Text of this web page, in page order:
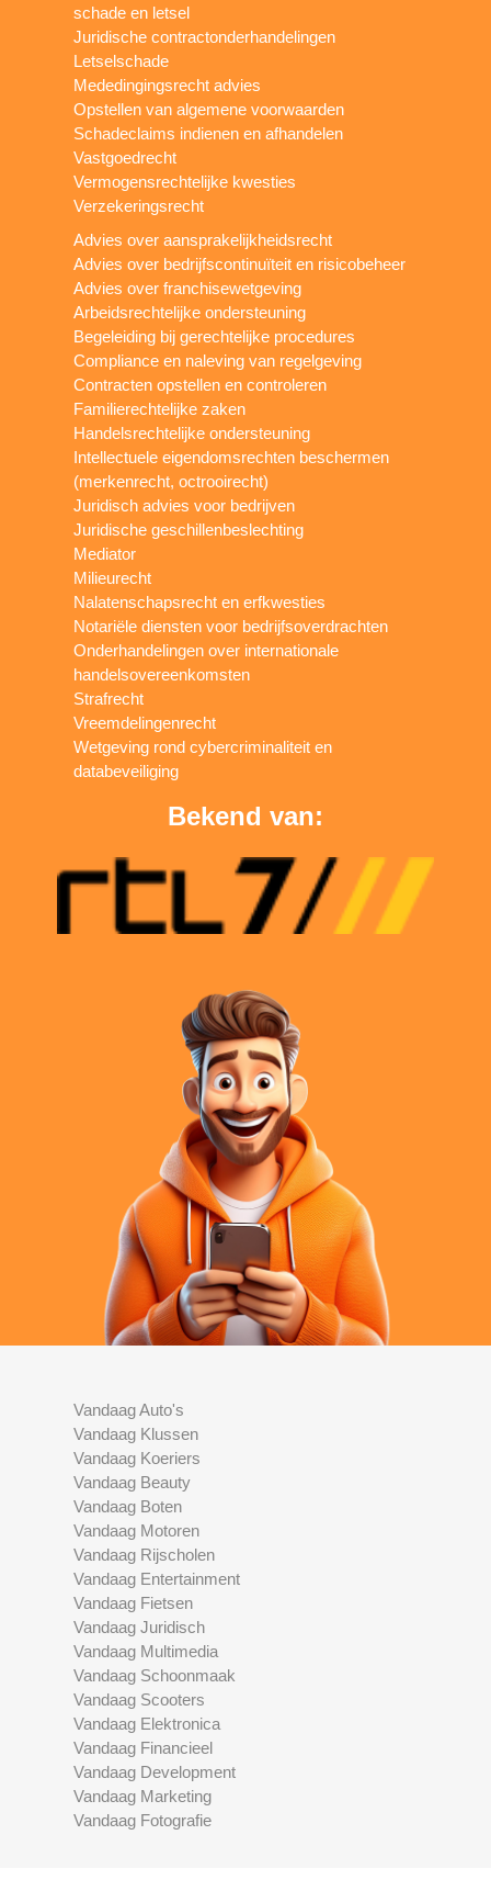
schade en letsel
Juridische contractonderhandelingen
Letselschade
Mededingingsrecht advies
Opstellen van algemene voorwaarden
Schadeclaims indienen en afhandelen
Vastgoedrecht
Vermogensrechtelijke kwesties
Verzekeringsrecht
Advies over aansprakelijkheidsrecht
Advies over bedrijfscontinuïteit en risicobeheer
Advies over franchisewetgeving
Arbeidsrechtelijke ondersteuning
Begeleiding bij gerechtelijke procedures
Compliance en naleving van regelgeving
Contracten opstellen en controleren
Familierechtelijke zaken
Handelsrechtelijke ondersteuning
Intellectuele eigendomsrechten beschermen
(merkenrecht, octrooirecht)
Juridisch advies voor bedrijven
Juridische geschillenbeslechting
Mediator
Milieurecht
Nalatenschapsrecht en erfkwesties
Notariële diensten voor bedrijfsoverdrachten
Onderhandelingen over internationale
handelsovereenkomsten
Strafrecht
Vreemdelingenrecht
Wetgeving rond cybercriminaliteit en
databeveiliging
Bekend van:
Vandaag Auto's
Vandaag Klussen
Vandaag Koeriers
Vandaag Beauty
Vandaag Boten
Vandaag Motoren
Vandaag Rijscholen
Vandaag Entertainment
Vandaag Fietsen
Vandaag Juridisch
Vandaag Multimedia
Vandaag Schoonmaak
Vandaag Scooters
Vandaag Elektronica
Vandaag Financieel
Vandaag Development
Vandaag Marketing
Vandaag Fotografie